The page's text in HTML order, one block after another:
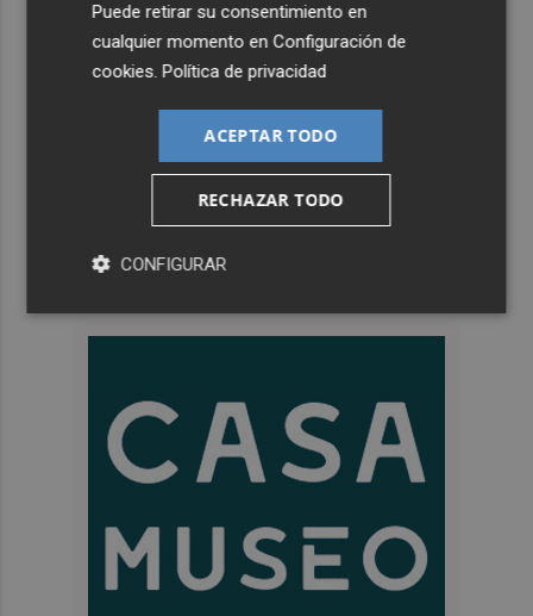
Puede retirar su consentimiento en
cualquier momento enConfiguración de
cookies.Política de privacidad
ACEPTAR TODO
RECHAZAR TODO
CONFIGURAR